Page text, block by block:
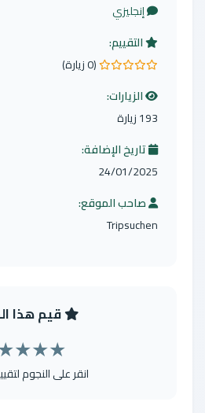
إنجليزي
التقييم:
0.0 من 5 نجوم
(0 زيارة)
الزيارات:
193 زيارة
تاريخ الإضافة:
24/01/2025
صاحب الموقع:
Tripsuchen
قيم هذا
★
★
★
انقر على النجوم